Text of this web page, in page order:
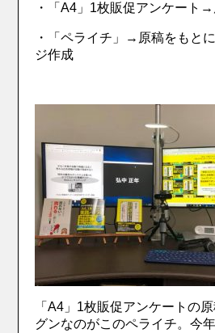
・「A4」1枚販促アンケート
・「ペライチ」→原稿をもと
ジ作成
「A4」1枚販促アンケートの
グンなのがこのペライチ。今